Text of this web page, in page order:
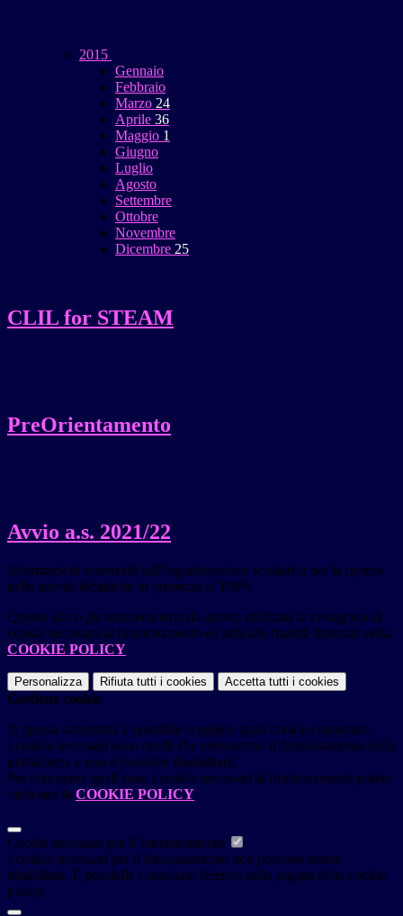
2015
Gennaio
Febbraio
Marzo 24
Aprile 36
Maggio 1
Giugno
Luglio
Agosto
Settembre
Ottobre
Novembre
Dicembre 25
CLIL for STEAM
PreOrientamento
Avvio a.s. 2021/22
Informazioni essenziali sull'organizzazione scolastica per la ripresa
delle attività didattiche in presenza al 100%
Questo sito o gli strumenti terzi da questo utilizzati si avvalgono di
cookie necessari al funzionamento ed utili alle finalità illustrate nella
COOKIE POLICY.
Personalizza Rifiuta tutti i cookies Accetta tutti i cookies
Gestione cookie
In questa schermata è possibile scegliere quali cookie consentire.
I cookie necessari sono quelli che consentono il funzionamento della
piattaforma e non è possibile disabilitarli.
Per conoscere quali sono i cookie necessari al funzionamento potete
visionare la COOKIE POLICY.
Cookie necessari per il funzionamento
I cookie necessari per il funzionamento non possono essere
disabilitati. È possibile consultare l'elenco nella pagina della cookie
policy.